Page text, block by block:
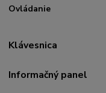
Ovládanie
Klávesnica
Informačný panel